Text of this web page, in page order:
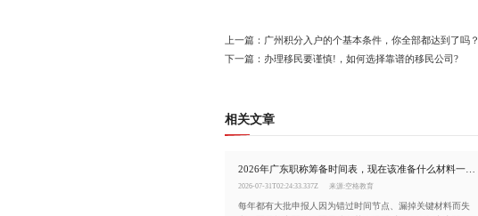
上一篇：广州积分入户的个基本条件，你全部都达到了吗？
下一篇：办理移民要谨慎!，如何选择靠谱的移民公司?
相关文章
2026年广东职称筹备时间表，现在该准备什么材料一目了然!
2026-07-31T02:24:33.337Z 来源:空格教育
每年都有大批申报人因为错过时间节点、漏掉关键材料而失